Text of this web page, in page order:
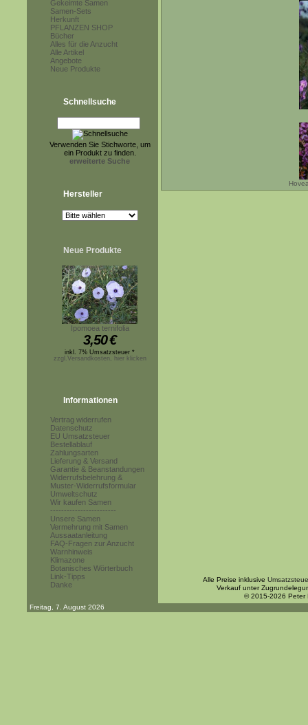
Gekeimte Samen
Samen-Sets
Herkunft
PFLANZEN SHOP
Bücher
Alles für die Anzucht
Alle Artikel
Angebote
Neue Produkte
Schnellsuche
Verwenden Sie Stichworte, um
ein Produkt zu finden.
erweiterte Suche
Hersteller
Neue Produkte
Ipomoea ternifolia
3,50€
inkl. 7% Umsatzsteuer *
zzgl.Versandkosten, hier klicken
Informationen
Vertrag widerrufen
Datenschutz
EU Umsatzsteuer
Bestellablauf
Zahlungsarten
Lieferung & Versand
Garantie & Beanstandungen
Widerrufsbelehrung &
Muster-Widerrufsformular
Umweltschutz
Wir kaufen Samen
------------------------
Unsere Samen
Vermehrung mit Samen
Aussaatanleitung
FAQ-Fragen zur Anzucht
Warnhinweis
Klimazone
Botanisches Wörterbuch
Link-Tipps
Danke
Alle Preise inklusive
Verkauf unter
© 2015-2026 Peter
Freitag, 7. August 2026